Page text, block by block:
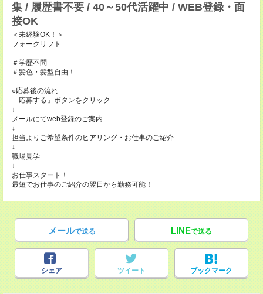
集 / 履歴書不要 / 40～50代活躍中 / WEB登録・面
接OK
＜未経験OK！＞
フォークリフト
＃学歴不問
＃髪色・髪型自由！
○応募後の流れ
「応募する」ボタンをクリック
↓
メールにてweb登録のご案内
↓
担当よりご希望条件のヒアリング・お仕事のご紹介
↓
職場見学
↓
お仕事スタート！
最短でお仕事のご紹介の翌日から勤務可能！
メールで送る LINEで送る
シェア ツイート ブックマーク